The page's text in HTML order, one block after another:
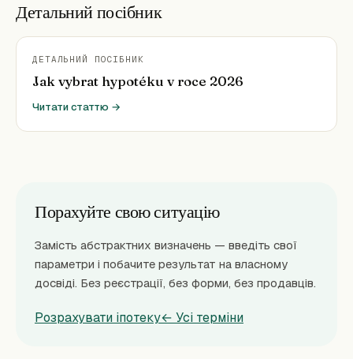
Детальний посібник
ДЕТАЛЬНИЙ ПОСІБНИК
Jak vybrat hypotéku v roce 2026
Читати статтю →
Порахуйте свою ситуацію
Замість абстрактних визначень — введіть свої
параметри і побачите результат на власному
досвіді. Без реєстрації, без форми, без продавців.
Розрахувати іпотеку← Усі терміни